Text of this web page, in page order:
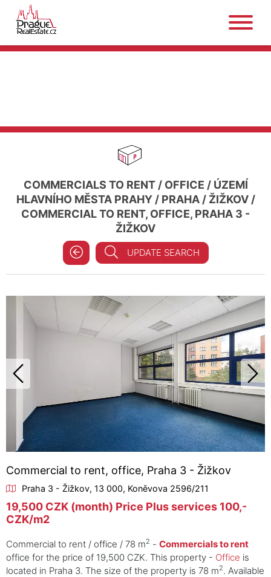
COMMERCIALS TO RENT/ OFFICE / ÚZEMÍ
HLAVNÍHO MĚSTA PRAHY/ PRAHA/ ŽIŽKOV/
COMMERCIAL TO RENT, OFFICE, PRAHA 3 -
ŽIŽKOV
UPDATE SEARCH
Commercial to rent, office, Praha 3 - Žižkov
Praha 3 - Žižkov, 13 000, Koněvova 2596/211
19,500 CZK (month) Price Plus services 100,-
CZK/m2
Commercial to rent / office / 78 m2 - Commercials to rent
office for the price of 19,500 CZK. This property - Office is
located in Praha 3. The size of the property is 78 m2. Available